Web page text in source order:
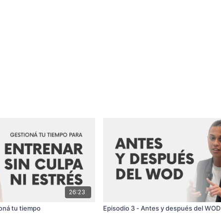
26:23
tu tiempo Episodio 3 - Antes y después del WOD